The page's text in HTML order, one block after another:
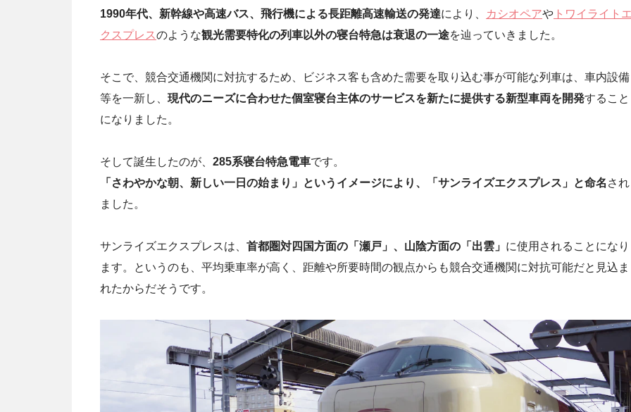
1990年代、新幹線や高速バス、飛行機による長距離高速輸送の発達により、 カシオペアや トワイライト
クスプレスのような観光需要特化の列車以外の寝台特急は衰退の一途を辿っていきました。
そこで、競合交通機関に対抗するため、ビジネス客も含めた需要を取り込む事が可能な列車は、車内設備
等を一新し、 現代のニーズに合わせた個室寝台主体のサービスを新たに提供する新型車両を開発すること
になりました。
そして誕生したのが、 285系寝台特急電車です。
「さわやかな朝、新しい一日の始まり」というイメージにより、「サンライズエクスプレス」と命名 され
ました。
サンライズエクスプレスは、 首都圏対四国方面の「瀬戸」、山陰方面の「出雲」 に使用されることになり
ます。というのも、平均乗車率が高く、距離や所要時間の観点からも競合交通機関に対抗可能だと見込ま
れたからだそうです。